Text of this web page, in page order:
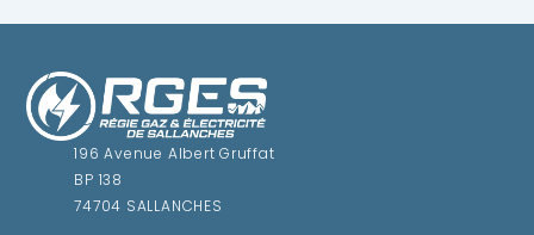
196 Avenue Albert Gruffat
BP 138
74704 SALLANCHES